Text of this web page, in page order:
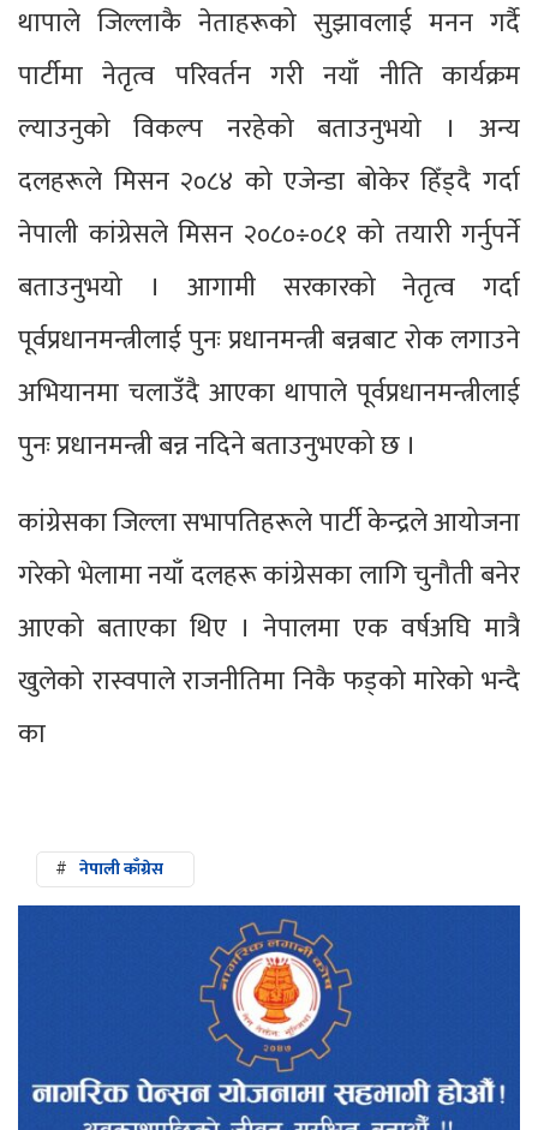
थापाले जिल्लाकै नेताहरूको सुझावलाई मनन गर्दै
पार्टीमा नेतृत्व परिवर्तन गरी नयाँ नीति कार्यक्रम
ल्याउनुको विकल्प नरहेको बताउनुभयो । अन्य
दलहरूले मिसन २०८४ को एजेन्डा बोकेर हिँड्दै गर्दा
नेपाली कांग्रेसले मिसन २०८०÷०८१ को तयारी गर्नुपर्ने
बताउनुभयो । आगामी सरकारको नेतृत्व गर्दा
पूर्वप्रधानमन्त्रीलाई पुनः प्रधानमन्त्री बन्नबाट रोक लगाउने
अभियानमा चलाउँदै आएका थापाले पूर्वप्रधानमन्त्रीलाई
पुनः प्रधानमन्त्री बन्न नदिने बताउनुभएको छ ।
कांग्रेसका जिल्ला सभापतिहरूले पार्टी केन्द्रले आयोजना
गरेको भेलामा नयाँ दलहरू कांग्रेसका लागि चुनौती बनेर
आएको बताएका थिए । नेपालमा एक वर्षअघि मात्रै
खुलेको रास्वपाले राजनीतिमा निकै फड्को मारेको भन्दै
का
# नेपाली काँग्रेस